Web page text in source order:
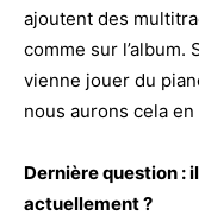
ajoutent des
comme sur l’album.
vienne jouer du
nous aurons cela
Dernière question :
actuellement ?